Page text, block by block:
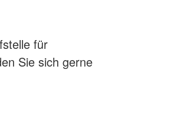
für
Sie sich gerne